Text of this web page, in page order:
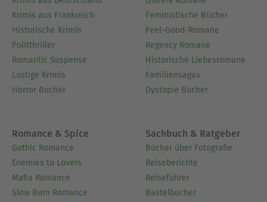
Krimis aus Frankreich
Historische Krimis
Politthriller
Romantic Suspense
Lustige Krimis
Horror Bücher
Feministische Bücher
Feel-Good-Romane
Regency Romane
Historische Liebesromane
Familiensagas
Dystopie Bücher
Romance & Spice
Gothic Romance
Enemies to Lovers
Mafia Romance
Slow Burn Romance
Sachbuch & Ratgeber
Bücher über Fotografie
Reiseberichte
Reiseführer
Bastelbücher